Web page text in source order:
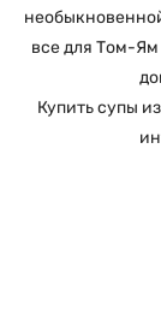
все для Том-Ям
Купить супы